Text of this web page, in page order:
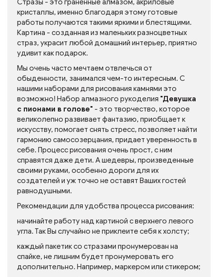
Стразы - это граненные алмазом, акриловые
кристаллы, именно благодаря этому готовые
работы получаются такими яркими и блестящими.
Картина - созданная из маленьких разноцветных
страз, украсит любой домашний интерьер, приятно
удивит как подарок.
Мы очень часто мечтаем отвлечься от
обыденности, занимался чем-то интересным. С
нашими наборами для рисования камнями это
возможно! Набор алмазного рукоделия "Девушка
с пионами в голове" - это творчество, которое
великолепно развивает фантазию, приобщает к
искусству, помогает снять стресс, позволяет найти
гармонию самосозерцания, придает уверенность в
себе. Процесс рисования очень прост, с ним
справятся даже дети. А шедевры, произведенные
своими руками, особенно дороги для их
создателей и уж точно не оставят Ваших гостей
равнодушными.
Рекомендации для удобства процесса рисования:
начинайте работу над картиной с верхнего левого
угла. Так Вы случайно не приклеите себя к холсту;
каждый пакетик со стразами пронумерован на
спайке, не лишним будет пронумеровать его
дополнительно. Например, маркером или стикером;